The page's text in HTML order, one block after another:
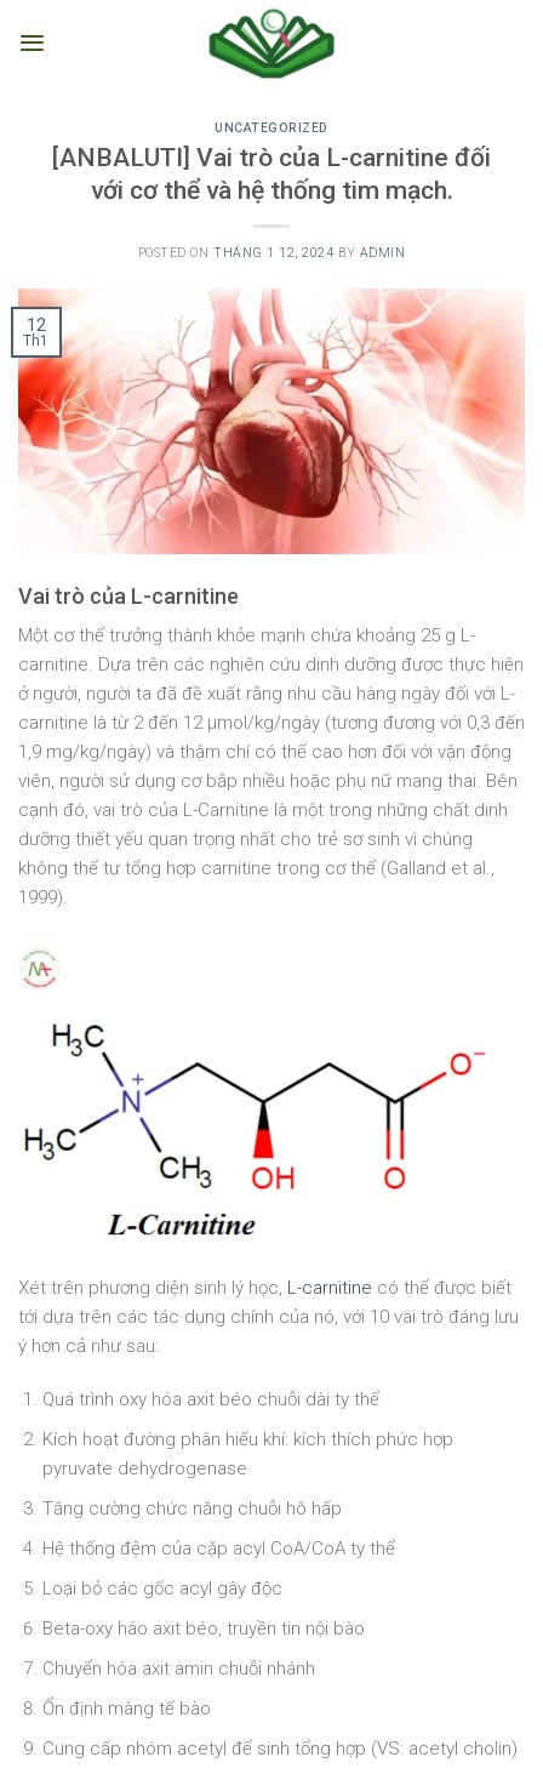
UNCATEGORIZED
[ANBALUTI] Vai trò của L-carnitine đối
với cơ thể và hệ thống tim mạch.
POSTED ONTHÁNG 1 12, 2024 BY ADMIN
12
Th1
Vai trò của L-carnitine
Một cơ thể trưởng thành khỏe mạnh chứa khoảng 25 g L-
carnitine. Dựa trên các nghiên cứu dinh dưỡng được thực hiện
ở người, người ta đã đề xuất rằng nhu cầu hàng ngày đối với L-
carnitine là từ 2 đến 12 μmol/kg/ngày (tương đương với 0,3 đến
1,9 mg/kg/ngày) và thậm chí có thể cao hơn đối với vận động
viên, người sử dụng cơ bắp nhiều hoặc phụ nữ mang thai. Bên
cạnh đó, vai trò của L-Carnitine là một trong những chất dinh
dưỡng thiết yếu quan trọng nhất cho trẻ sơ sinh vì chúng
không thể tự tổng hợp carnitine trong cơ thể (Galland et al.,
1999).
Xét trên phương diện sinh lý học, L-carnitine có thể được biết
tới dựa trên các tác dụng chính của nó, với 10 vai trò đáng lưu
ý hơn cả như sau:
Quá trình oxy hóa axit béo chuỗi dài ty thể
Kích hoạt đường phân hiếu khí: kích thích phức hợp
pyruvate dehydrogenase
Tăng cường chức năng chuỗi hô hấp
Hệ thống đệm của cặp acyl CoA/CoA ty thể
Loại bỏ các gốc acyl gây độc
Beta-oxy háo axit béo, truyền tin nội bào
Chuyển hóa axit amin chuỗi nhánh
Ổn định màng tế bào
Cung cấp nhóm acetyl để sinh tổng hợp (VS: acetyl cholin)